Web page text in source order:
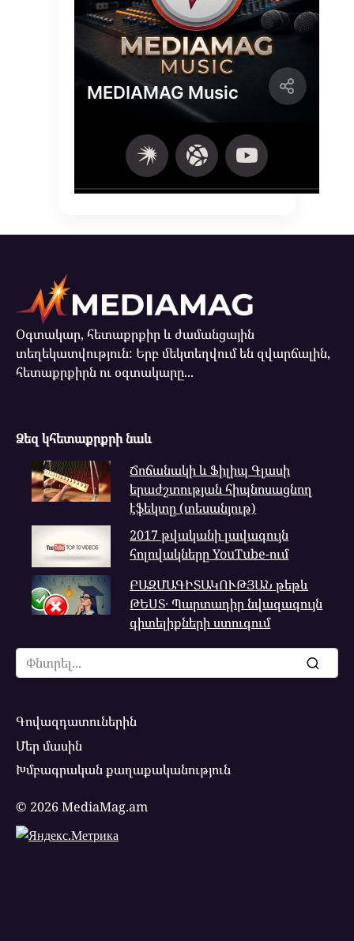
Օգտակար, հետաքրքիր և ժամանցային
տեղեկատվություն: Երբ մեկտեղվում են զվարճալին,
հետաքրքիրն ու օգտակարը...
Ձեզ կհետաքրքրի նաև
Ճոճանակի և Ֆիլիպ Գլասի
երաժշտության հիպնոսացնող
էֆեկտը (տեսանյութ)
2017 թվականի լավագույն
հոլովակները YouTube-ում
ԲԱԶՄԱԳԻՏԱԿՈՒԹՅԱՆ թեթև
ԹԵՍՏ․ Պարտադիր նվազագույն
գիտելիքների ստուգում
Search
for:
Գովազդատուներին
Մեր մասին
Խմբագրական քաղաքականություն
© 2026 MediaMag.am